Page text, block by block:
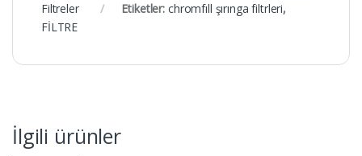
Filtreler
Etiketler: chromfıll şırınga filtrleri,
FİLTRE
İlgili ürünler